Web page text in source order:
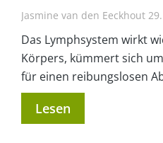
Jasmine van den Eeckhout
Das Lymphsystem wirkt
Körpers, kümmert sich
für einen reibungslosen
Lesen